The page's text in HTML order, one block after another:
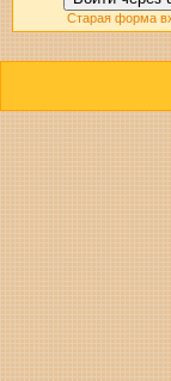
Старая форма